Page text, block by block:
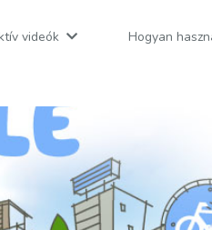
videók Hogyan